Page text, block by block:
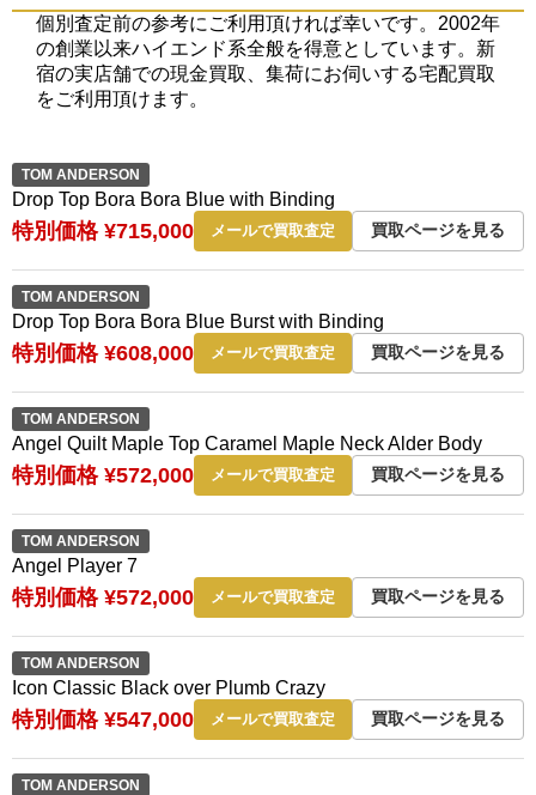
個別査定前の参考にご利用頂ければ幸いです。2002年
の創業以来ハイエンド系全般を得意としています。新
宿の実店舗での現金買取、集荷にお伺いする宅配買取
をご利用頂けます。
TOM ANDERSON
Drop Top Bora Bora Blue with Binding
特別価格 ¥715,000 メールで買取査定 買取ページを見る
TOM ANDERSON
Drop Top Bora Bora Blue Burst with Binding
特別価格 ¥608,000 メールで買取査定 買取ページを見る
TOM ANDERSON
Angel Quilt Maple Top Caramel Maple Neck Alder Body
特別価格 ¥572,000 メールで買取査定 買取ページを見る
TOM ANDERSON
Angel Player 7
特別価格 ¥572,000 メールで買取査定 買取ページを見る
TOM ANDERSON
Icon Classic Black over Plumb Crazy
特別価格 ¥547,000 メールで買取査定 買取ページを見る
TOM ANDERSON